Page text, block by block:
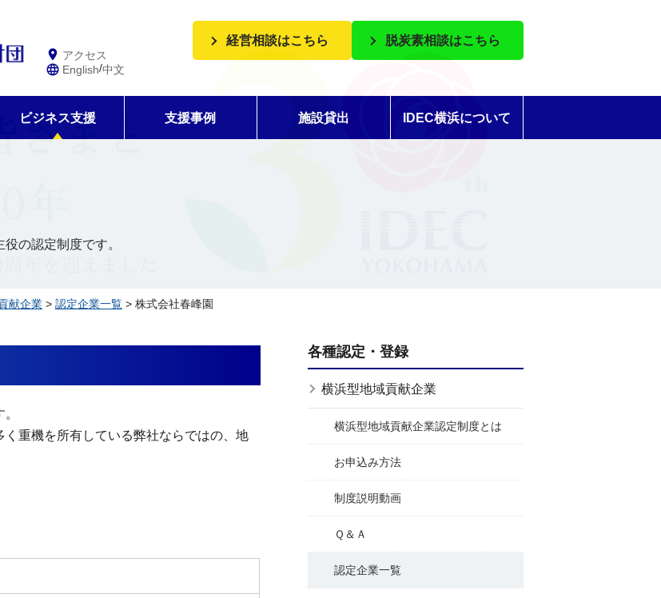
アクセス
English/中文
経営相談はこちら 脱炭素相談はこちら
ビジネス支援 支援事例 施設貸出 IDEC横浜について
の認定制度です。
献企業 > 認定企業一覧 > 株式会社春峰園
重機を所有している弊社ならではの、地
各種認定・登録
横浜型地域貢献企業
横浜型地域貢献企業認定制度とは
お申込み方法
制度説明動画
Ｑ＆Ａ
認定企業一覧